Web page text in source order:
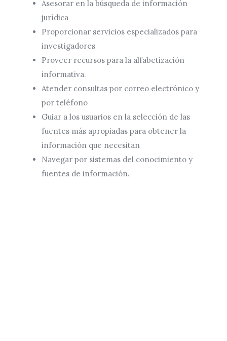
Asesorar en la búsqueda de información
jurídica
Proporcionar servicios especializados para
investigadores
Proveer recursos para la alfabetización
informativa.
Atender consultas por correo electrónico y
por teléfono
Guiar a los usuarios en la selección de las
fuentes más apropiadas para obtener la
información que necesitan
Navegar por sistemas del conocimiento y
fuentes de información.